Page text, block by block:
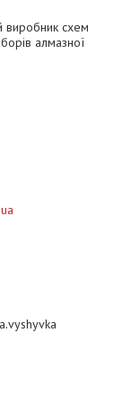
виробник схем
алмазної